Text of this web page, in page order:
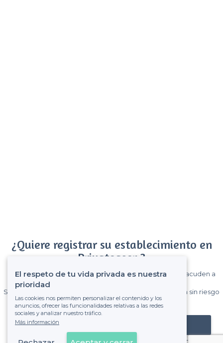
¿Quiere registrar su establecimiento en
Privateaser ?
Gane muchos clientes entre el millón de visitantes que acuden a
Sin comisiones y sin compromiso, pagas una cantidad fija sin riesgo
de ver la factura.
Registrar mi establecimiento
El respeto de tu vida privada es nuestra
prioridad
Las cookies nos permiten personalizar el contenido y los
anuncios, ofrecer las funcionalidades relativas a las redes
sociales y analizar nuestro tráfico.
Más información